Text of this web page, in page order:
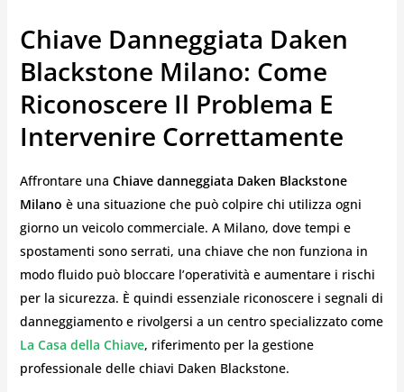
Chiave Danneggiata Daken
Blackstone Milano: Come
Riconoscere Il Problema E
Intervenire Correttamente
Affrontare una Chiave danneggiata Daken Blackstone
Milano è una situazione che può colpire chi utilizza ogni
giorno un veicolo commerciale. A Milano, dove tempi e
spostamenti sono serrati, una chiave che non funziona in
modo fluido può bloccare l’operatività e aumentare i rischi
per la sicurezza. È quindi essenziale riconoscere i segnali di
danneggiamento e rivolgersi a un centro specializzato come
La Casa della Chiave, riferimento per la gestione
professionale delle chiavi Daken Blackstone.